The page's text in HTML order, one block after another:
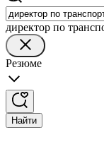
директор по
Резюме
Найти